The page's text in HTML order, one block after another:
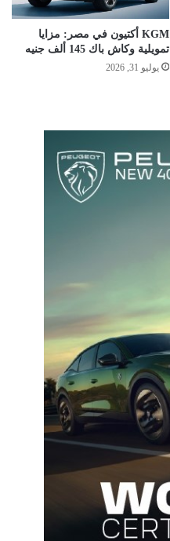
KGM أكتيون في مصر: مزايا
تمويلية وكاش باك 145 ألف جنيه
يوليو 31, 2026